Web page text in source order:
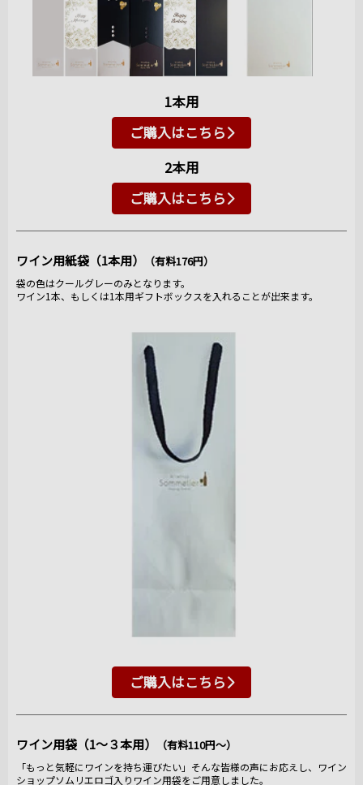
1本用
ご購入はこちら
2本用
ご購入はこちら
ワイン用紙袋（1本用） （有料176円）
袋の色はクールグレーのみとなります。
ワイン1本、もしくは1本用ギフトボックスを入れることが出来ます。
ご購入はこちら
ワイン用袋（1～３本用） （有料110円～）
「もっと気軽にワインを持ち運びたい」そんな皆様の声にお応えし、ワイン
ショップソムリエロゴ入りワイン用袋をご用意しました。